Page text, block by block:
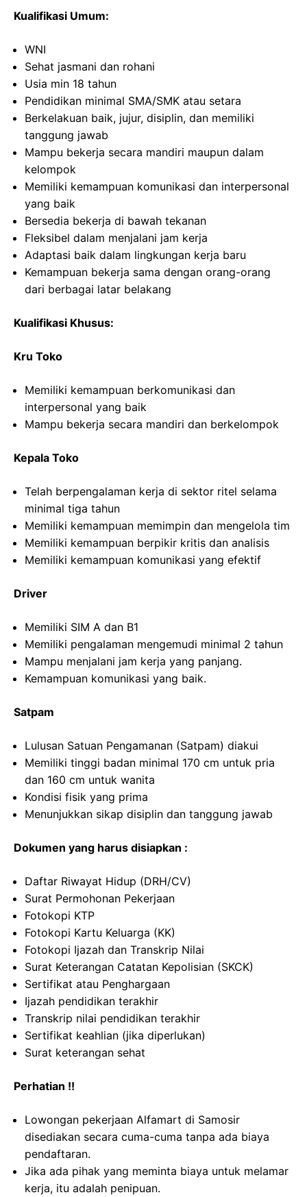
Kualifikasi Umum:
WNI
Sehat jasmani dan rohani
Usia min 18 tahun
Pendidikan minimal SMA/SMK atau setara
Berkelakuan baik, jujur, disiplin, dan memiliki
tanggung jawab
Mampu bekerja secara mandiri maupun dalam
kelompok
Memiliki kemampuan komunikasi dan interpersonal
yang baik
Bersedia bekerja di bawah tekanan
Fleksibel dalam menjalani jam kerja
Adaptasi baik dalam lingkungan kerja baru
Kemampuan bekerja sama dengan orang-orang
dari berbagai latar belakang
Kualifikasi Khusus:
Kru Toko
Memiliki kemampuan berkomunikasi dan
interpersonal yang baik
Mampu bekerja secara mandiri dan berkelompok
Kepala Toko
Telah berpengalaman kerja di sektor ritel selama
minimal tiga tahun
Memiliki kemampuan memimpin dan mengelola tim
Memiliki kemampuan berpikir kritis dan analisis
Memiliki kemampuan komunikasi yang efektif
Driver
Memiliki SIM A dan B1
Memiliki pengalaman mengemudi minimal 2 tahun
Mampu menjalani jam kerja yang panjang.
Kemampuan komunikasi yang baik.
Satpam
Lulusan Satuan Pengamanan (Satpam) diakui
Memiliki tinggi badan minimal 170 cm untuk pria
dan 160 cm untuk wanita
Kondisi fisik yang prima
Menunjukkan sikap disiplin dan tanggung jawab
Dokumen yang harus disiapkan :
Daftar Riwayat Hidup (DRH/CV)
Surat Permohonan Pekerjaan
Fotokopi KTP
Fotokopi Kartu Keluarga (KK)
Fotokopi Ijazah dan Transkrip Nilai
Surat Keterangan Catatan Kepolisian (SKCK)
Sertifikat atau Penghargaan
Ijazah pendidikan terakhir
Transkrip nilai pendidikan terakhir
Sertifikat keahlian (jika diperlukan)
Surat keterangan sehat
Perhatian !!
Lowongan pekerjaan Alfamart di Samosir
disediakan secara cuma-cuma tanpa ada biaya
pendaftaran.
Jika ada pihak yang meminta biaya untuk melamar
kerja, itu adalah penipuan.